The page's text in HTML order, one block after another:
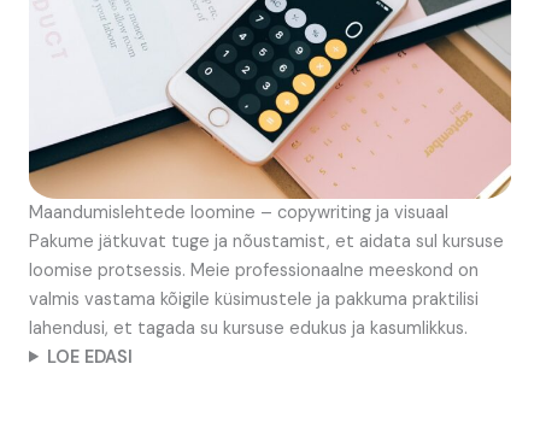
Maandumislehtede loomine – copywriting ja visuaal
Pakume jätkuvat tuge ja nõustamist, et aidata sul kursuse
loomise protsessis. Meie professionaalne meeskond on
valmis vastama kõigile küsimustele ja pakkuma praktilisi
lahendusi, et tagada su kursuse edukus ja kasumlikkus.
LOE EDASI